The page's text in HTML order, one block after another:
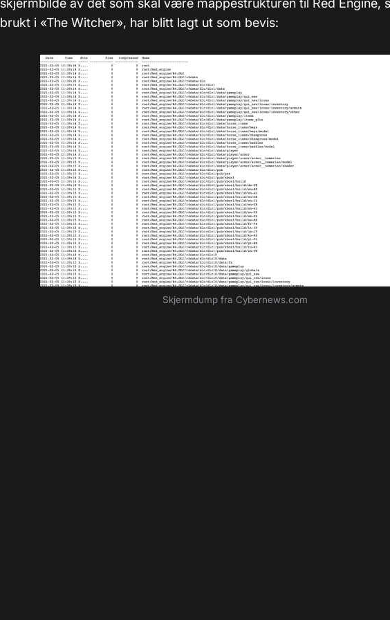
skjermbilde av det som skal være mappestrukturen til Red Engine,
brukt i «The Witcher», har blitt lagt ut som bevis:
Skjermdump fra Cybernews.com